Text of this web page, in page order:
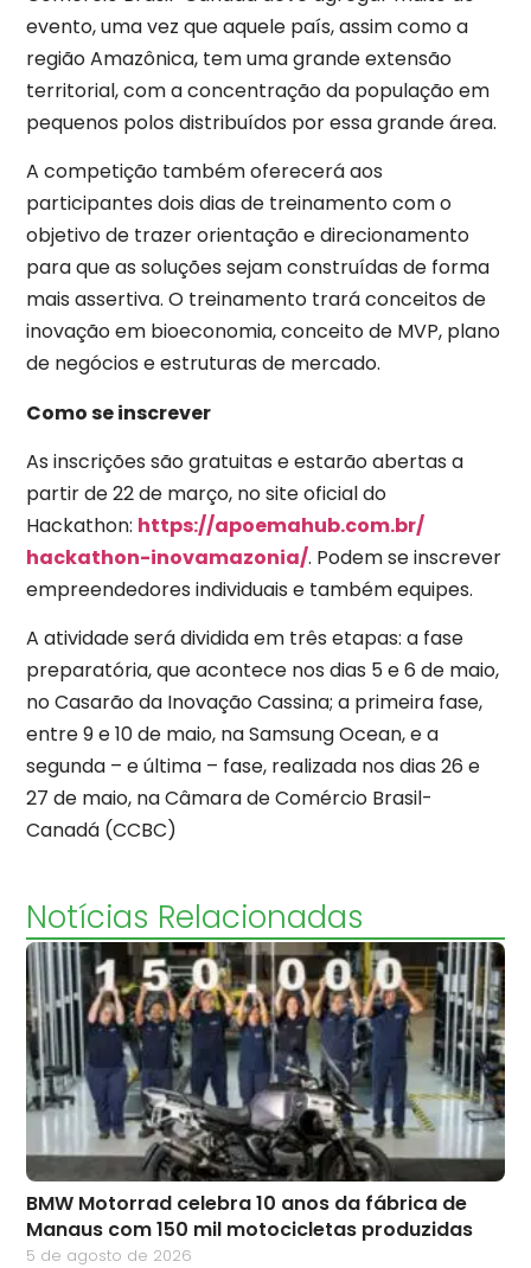
evento, uma vez que aquele país, assim como a
região Amazônica, tem uma grande extensão
territorial, com a concentração da população em
pequenos polos distribuídos por essa grande área.
A competição também oferecerá aos
participantes dois dias de treinamento com o
objetivo de trazer orientação e direcionamento
para que as soluções sejam construídas de forma
mais assertiva. O treinamento trará conceitos de
inovação em bioeconomia, conceito de MVP, plano
de negócios e estruturas de mercado.
Como se inscrever
As inscrições são gratuitas e estarão abertas a
partir de 22 de março, no site oficial do
Hackathon: https://apoemahub.com.br/
hackathon-inovamazonia/. Podem se inscrever
empreendedores individuais e também equipes.
A atividade será dividida em três etapas: a fase
preparatória, que acontece nos dias 5 e 6 de maio,
no Casarão da Inovação Cassina; a primeira fase,
entre 9 e 10 de maio, na Samsung Ocean, e a
segunda – e última – fase, realizada nos dias 26 e
27 de maio, na Câmara de Comércio Brasil-
Canadá (CCBC)
Notícias Relacionadas
BMW Motorrad celebra 10 anos da fábrica de
Manaus com 150 mil motocicletas produzidas
5 de agosto de 2026